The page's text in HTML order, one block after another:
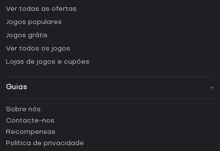
Ver todas as ofertas
Jogos populares
Jogos grátis
Ver todos os jogos
Lojas de jogos e cupões
Guias
Como ativar uma CD Key Steam?
Como ativar uma CD Key Epic Games?
Sobre nós
Contacte-nos
Recompensas
Política de privacidade